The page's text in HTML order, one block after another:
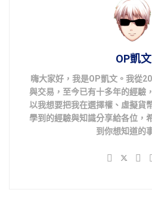
OP凱文
嗨大家好，我是OP凱文。我從
與交易，至今已有十多年的經驗
以我想要把我在選擇權、虛擬貨
學到的經驗與知識分享給各位，
到你想知道的